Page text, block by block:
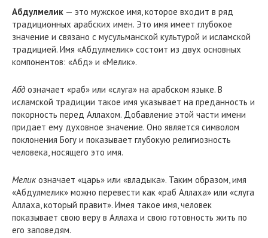
Абдулмелик — это мужское имя, которое входит в ряд
традиционных арабских имен. Это имя имеет глубокое
значение и связано с мусульманской культурой и исламской
традицией. Имя «Абдулмелик» состоит из двух основных
компонентов: «Абд» и «Мелик».
Абд означает «раб» или «слуга» на арабском языке. В
исламской традиции такое имя указывает на преданность и
покорность перед Аллахом. Добавление этой части имени
придает ему духовное значение. Оно является символом
поклонения Богу и показывает глубокую религиозность
человека, носящего это имя.
Мелик означает «царь» или «владыка». Таким образом, имя
«Абдулмелик» можно перевести как «раб Аллаха» или «слуга
Аллаха, который правит». Имея такое имя, человек
показывает свою веру в Аллаха и свою готовность жить по
его заповедям.